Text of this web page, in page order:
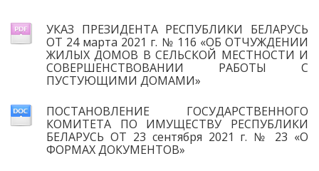
УКАЗ ПРЕЗИДЕНТА РЕСПУБЛИКИ БЕЛАРУСЬ
ОТ 24 марта 2021 г. № 116 «ОБ ОТЧУЖДЕНИИ
ЖИЛЫХ ДОМОВ В СЕЛЬСКОЙ МЕСТНОСТИ И
СОВЕРШЕНСТВОВАНИИ РАБОТЫ С
ПУСТУЮЩИМИ ДОМАМИ»
ПОСТАНОВЛЕНИЕ ГОСУДАРСТВЕННОГО
КОМИТЕТА ПО ИМУЩЕСТВУ РЕСПУБЛИКИ
БЕЛАРУСЬ ОТ 23 сентября 2021 г. № 23 «О
ФОРМАХ ДОКУМЕНТОВ»